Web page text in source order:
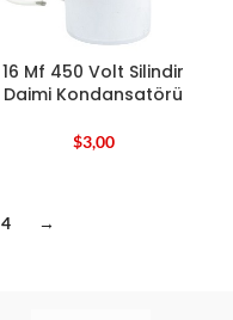
16 Mf 450 Volt Silindir
Daimi Kondansatörü
$3,00
4 →